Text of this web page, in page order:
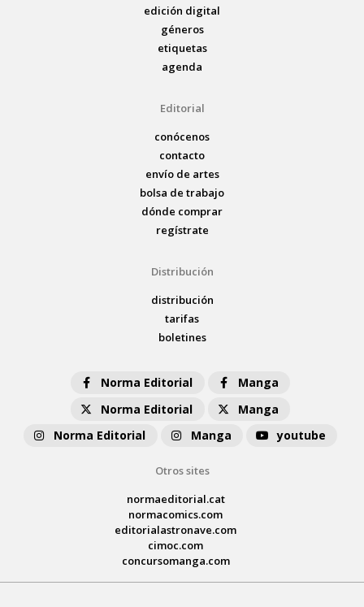
edición digital
géneros
etiquetas
agenda
Editorial
conócenos
contacto
envío de artes
bolsa de trabajo
dónde comprar
regístrate
Distribución
distribución
tarifas
boletines
Norma Editorial
Manga
Norma Editorial
Manga
Norma Editorial
Manga youtube
Otros sites
normaeditorial.cat
normacomics.com
editorialastronave.com
cimoc.com
concursomanga.com